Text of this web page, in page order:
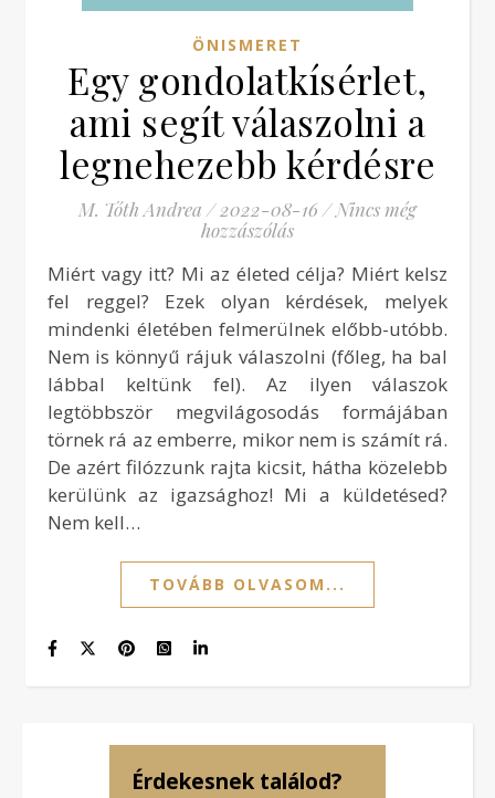
ÖNISMERET
Egy gondolatkísérlet,
ami segít válaszolni a
legnehezebb kérdésre
M. Tóth Andrea / 2022-08-16/ Nincs még
hozzászólás
Miért vagy itt? Mi az életed célja? Miért kelsz
fel reggel? Ezek olyan kérdések, melyek
mindenki életében felmerülnek előbb-utóbb.
Nem is könnyű rájuk válaszolni (főleg, ha bal
lábbal keltünk fel). Az ilyen válaszok
legtöbbször megvilágosodás formájában
törnek rá az emberre, mikor nem is számít rá.
De azért filózzunk rajta kicsit, hátha közelebb
kerülünk az igazsághoz! Mi a küldetésed?
Nem kell…
TOVÁBB OLVASOM...
Érdekesnek találod?